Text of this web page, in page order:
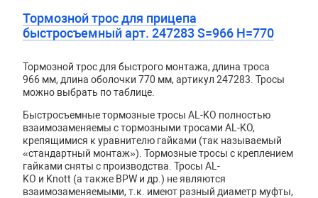
Тормозной трос для прицепа
быстросъемный арт. 247283 S=966 H=770
Тормозной трос для быстрого монтажа, длина троса
966 мм, длина оболочки 770 мм, артикул 247283. Тросы
можно выбрать по таблице.
Быстросъемные тормозные тросы AL-KO полностью
взаимозаменяемы с тормозными тросами AL-KO,
крепящимися к уравнителю гайками (так называемый
«стандартный монтаж»). Тормозные тросы с креплением
гайками сняты с производства. Тросы AL -
KO и Knott (а также BPW и др.) не являются
взаимозаменяемыми, т.к. имеют разный диаметр муфты,